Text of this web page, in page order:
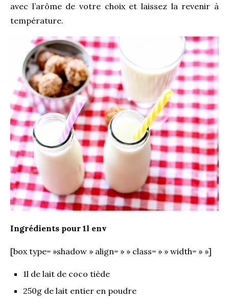
avec l’arôme de votre choix et laissez la revenir à
température.
Ingrédients pour 1l env
[box type= »shadow » align= » » class= » » width= » »]
1l de lait de coco tiède
250g de lait entier en poudre